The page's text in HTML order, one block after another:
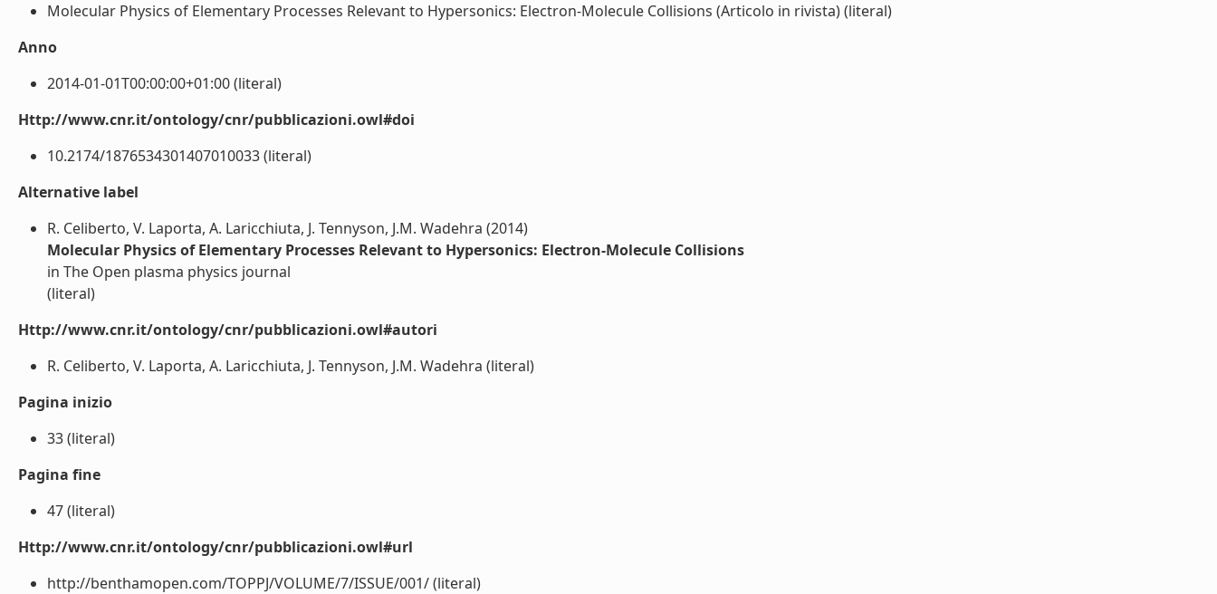
Molecular Physics of Elementary Processes Relevant to Hypersonics: Electron-Molecule Collisions (Articolo in rivista) (literal)
Anno
2014-01-01T00:00:00+01:00 (literal)
Http://www.cnr.it/ontology/cnr/pubblicazioni.owl#doi
10.2174/1876534301407010033 (literal)
Alternative label
R. Celiberto, V. Laporta, A. Laricchiuta, J. Tennyson, J.M. Wadehra (2014)
Molecular Physics of Elementary Processes Relevant to Hypersonics: Electron-Molecule Collisions
in The Open plasma physics journal
(literal)
Http://www.cnr.it/ontology/cnr/pubblicazioni.owl#autori
R. Celiberto, V. Laporta, A. Laricchiuta, J. Tennyson, J.M. Wadehra (literal)
Pagina inizio
33 (literal)
Pagina fine
47 (literal)
Http://www.cnr.it/ontology/cnr/pubblicazioni.owl#url
http://benthamopen.com/TOPPJ/VOLUME/7/ISSUE/001/ (literal)